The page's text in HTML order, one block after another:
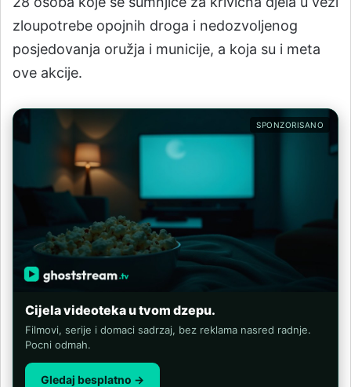
zloupotrebe opojnih droga i nedozvoljenog
posjedovanja oružja i municije, a koja su i meta
ove akcije.
SPONZORISANO
Cijela videoteka u tvom dzepu.
Filmovi, serije i domaci sadrzaj, bez reklama nasred radnje.
Pocni odmah.
Gledaj besplatno →